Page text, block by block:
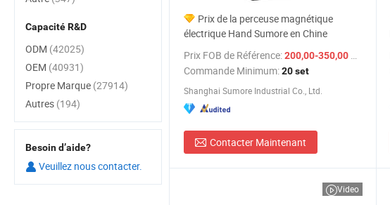
Prix de la perceuse magnétique
électrique Hand Sumore en Chine
Prix FOB de Référence:200,00-350,00 $US
Commande Minimum:20 set
Shanghai Sumore Industrial Co., Ltd.
Contacter Maintenant
Video
Capacité R&D
ODM (42025)
OEM (40931)
Propre Marque (27914)
Autres (194)
Besoin d’aide?
Veuillez nous contacter.